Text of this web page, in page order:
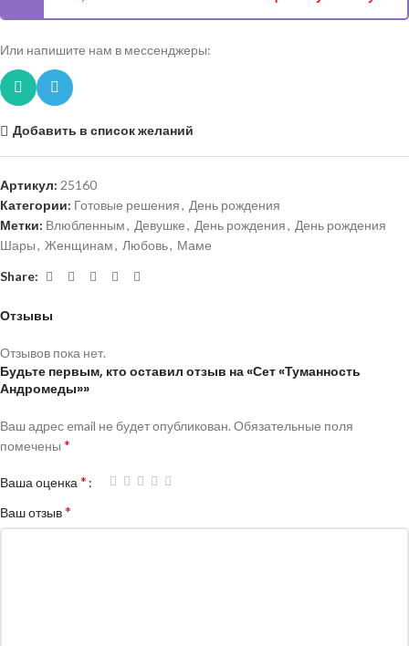
Или напишите нам в мессенджеры:
Добавить в список желаний
Артикул: 25160
Категории: Готовые решения, День рождения
Метки: Влюбленным, Девушке, День рождения, День рождения
Шары, Женщинам, Любовь, Маме
Share:
Отзывы
Отзывов пока нет.
Будьте первым, кто оставил отзыв на «Сет «Туманность
Андромеды»»
Ваш адрес email не будет опубликован. Обязательные поля
помечены *
Ваша оценка *
Ваш отзыв*